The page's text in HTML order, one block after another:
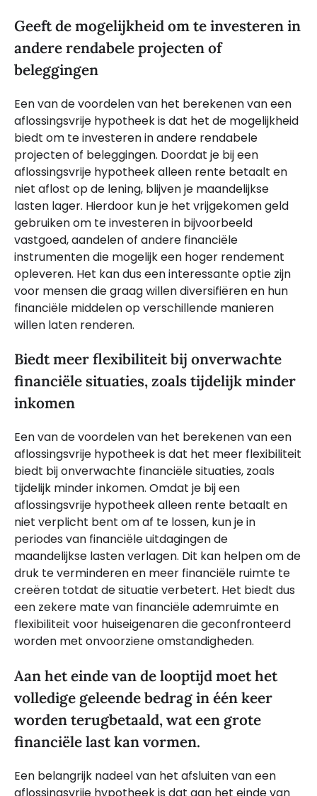
Geeft de mogelijkheid om te investeren in
andere rendabele projecten of
beleggingen
Een van de voordelen van het berekenen van een
aflossingsvrije hypotheek is dat het de mogelijkheid
biedt om te investeren in andere rendabele
projecten of beleggingen. Doordat je bij een
aflossingsvrije hypotheek alleen rente betaalt en
niet aflost op de lening, blijven je maandelijkse
lasten lager. Hierdoor kun je het vrijgekomen geld
gebruiken om te investeren in bijvoorbeeld
vastgoed, aandelen of andere financiële
instrumenten die mogelijk een hoger rendement
opleveren. Het kan dus een interessante optie zijn
voor mensen die graag willen diversifiëren en hun
financiële middelen op verschillende manieren
willen laten renderen.
Biedt meer flexibiliteit bij onverwachte
financiële situaties, zoals tijdelijk minder
inkomen
Een van de voordelen van het berekenen van een
aflossingsvrije hypotheek is dat het meer flexibiliteit
biedt bij onverwachte financiële situaties, zoals
tijdelijk minder inkomen. Omdat je bij een
aflossingsvrije hypotheek alleen rente betaalt en
niet verplicht bent om af te lossen, kun je in
periodes van financiële uitdagingen de
maandelijkse lasten verlagen. Dit kan helpen om de
druk te verminderen en meer financiële ruimte te
creëren totdat de situatie verbetert. Het biedt dus
een zekere mate van financiële ademruimte en
flexibiliteit voor huiseigenaren die geconfronteerd
worden met onvoorziene omstandigheden.
Aan het einde van de looptijd moet het
volledige geleende bedrag in één keer
worden terugbetaald, wat een grote
financiële last kan vormen.
Een belangrijk nadeel van het afsluiten van een
aflossingsvrije hypotheek is dat aan het einde van